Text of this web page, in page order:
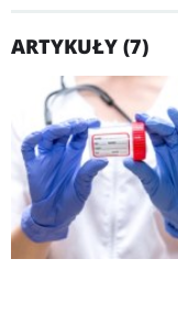
ARTYKUŁY (7)